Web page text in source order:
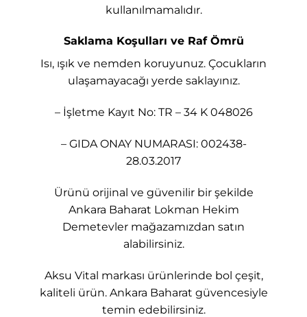
kullanılmamalıdır.
Saklama Koşulları ve Raf Ömrü
Isı, ışık ve nemden koruyunuz. Çocukların
ulaşamayacağı yerde saklayınız.
– İşletme Kayıt No: TR – 34 K 048026
– GIDA ONAY NUMARASI: 002438-
28.03.2017
Ürünü orijinal ve güvenilir bir şekilde
Ankara Baharat Lokman Hekim
Demetevler mağazamızdan satın
alabilirsiniz.
Aksu Vital markası ürünlerinde bol çeşit,
kaliteli ürün. Ankara Baharat güvencesiyle
temin edebilirsiniz.